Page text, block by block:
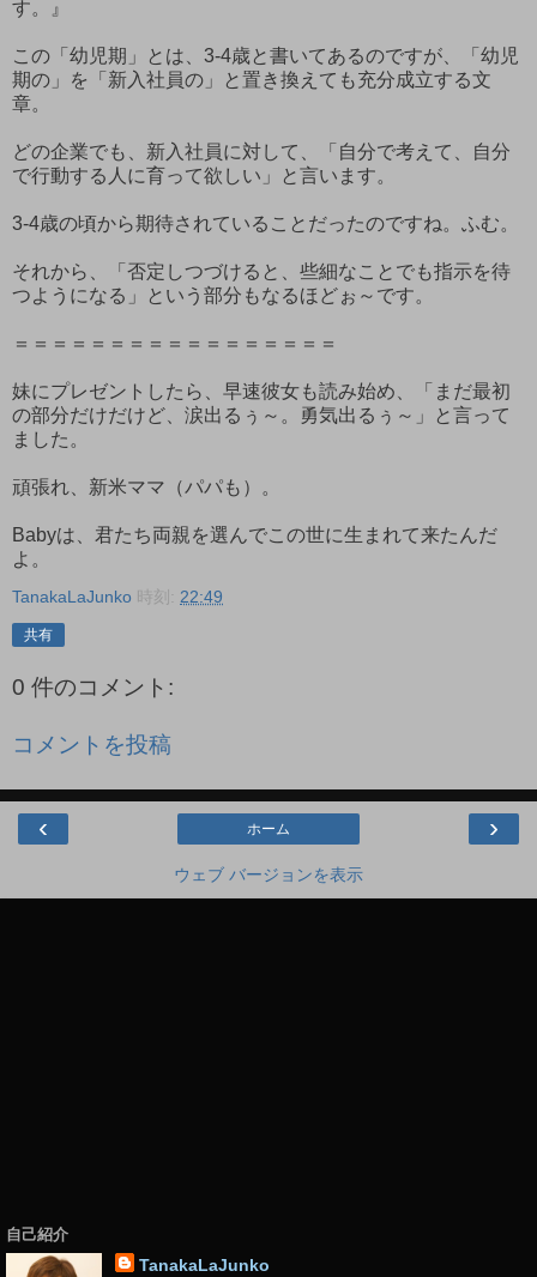
す。』
この「幼児期」とは、3-4歳と書いてあるのですが、「幼児
期の」を「新入社員の」と置き換えても充分成立する文
章。
どの企業でも、新入社員に対して、「自分で考えて、自分
で行動する人に育って欲しい」と言います。
3-4歳の頃から期待されていることだったのですね。ふむ。
それから、「否定しつづけると、些細なことでも指示を待
つようになる」という部分もなるほどぉ～です。
＝＝＝＝＝＝＝＝＝＝＝＝＝＝＝＝＝
妹にプレゼントしたら、早速彼女も読み始め、「まだ最初
の部分だけだけど、涙出るぅ～。勇気出るぅ～」と言って
ました。
頑張れ、新米ママ（パパも）。
Babyは、君たち両親を選んでこの世に生まれて来たんだ
よ。
TanakaLaJunko 時刻: 22:49
共有
0 件のコメント:
コメントを投稿
‹ ›
ホーム
ウェブ バージョンを表示
自己紹介
TanakaLaJunko